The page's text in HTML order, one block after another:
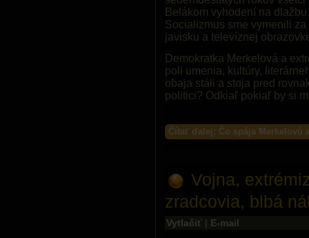
Belákom vyhodení na
Socializmus sme vymenili
javisku a televíznej
Demokratka Merkelová a
poli umenia, kultúry,
obaja stáli a stoja pred
politici? Odkiaľ pokiaľ by si
Čítať ďalej: Čo spája Merkelovú
Vojna,
zradcovia, blbá
Vytlačiť | E-mail